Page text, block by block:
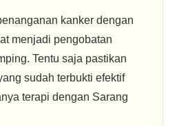
kanker dengan
menjadi pengobatan
Tentu saja pastikan
sudah terbukti efektif
terapi dengan Sarang